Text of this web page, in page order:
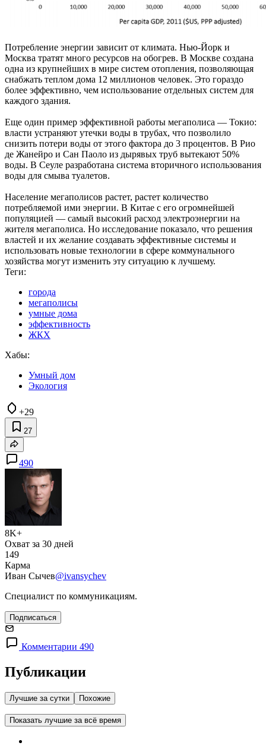
Потребление энергии зависит от климата. Нью-Йорк и
Москва тратят много ресурсов на обогрев. В Москве создана
одна из крупнейших в мире систем отопления, позволяющая
снабжать теплом дома 12 миллионов человек. Это гораздо
более эффективно, чем использование отдельных систем для
каждого здания.
Еще один пример эффективной работы мегаполиса — Токио:
власти устраняют утечки воды в трубах, что позволило
снизить потери воды от этого фактора до 3 процентов. В Рио
де Жанейро и Сан Паоло из дырявых труб вытекают 50%
воды. В Сеуле разработана система вторичного использования
воды для смыва туалетов.
Население мегаполисов растет, растет количество
потребляемой ими энергии. В Китае с его огромнейшей
популяцией — самый высокий расход электроэнергии на
жителя мегаполиса. Но исследование показало, что решения
властей и их желание создавать эффективные системы и
использовать новые технологии в сфере коммунального
хозяйства могут изменить эту ситуацию к лучшему.
Теги:
города
мегаполисы
умные дома
эффективность
ЖКХ
Хабы:
Умный дом
Экология
+29
27
490
8K+
Охват за 30 дней
149
Карма
Иван Сычев@ivansychev
Специалист по коммуникациям.
Подписаться
Комментарии 490
Публикации
Лучшие за сутки Похожие
Показать лучшие за всё время